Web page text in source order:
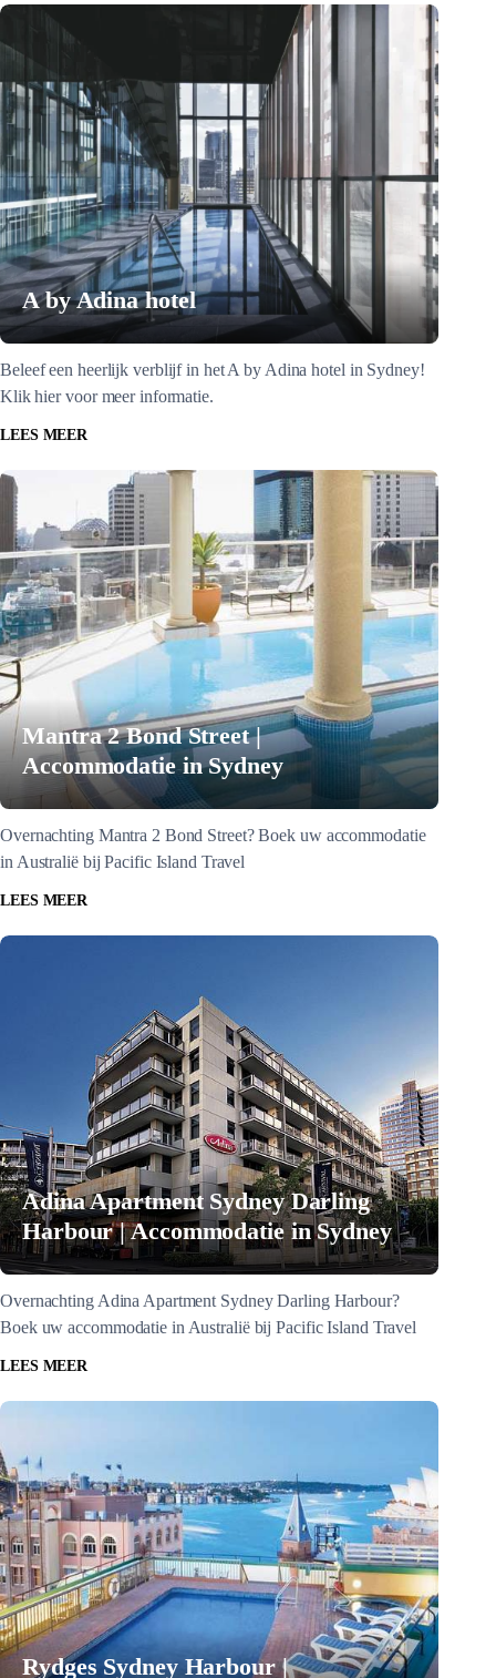
A by Adina hotel
Beleef een heerlijk verblijf in het A by Adina hotel in Sydney!
Klik hier voor meer informatie.
LEES MEER
Mantra 2 Bond Street |
Accommodatie in Sydney
Overnachting Mantra 2 Bond Street? Boek uw accommodatie
in Australië bij Pacific Island Travel
LEES MEER
Adina Apartment Sydney Darling
Harbour | Accommodatie in Sydney
Overnachting Adina Apartment Sydney Darling Harbour?
Boek uw accommodatie in Australië bij Pacific Island Travel
LEES MEER
Rydges Sydney Harbour |